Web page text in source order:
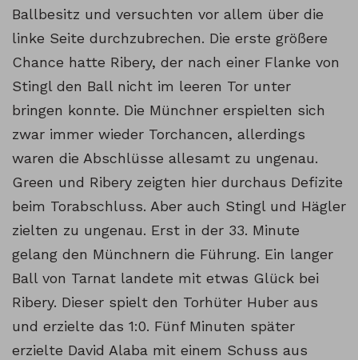
Ballbesitz und versuchten vor allem über die
linke Seite durchzubrechen. Die erste größere
Chance hatte Ribery, der nach einer Flanke von
Stingl den Ball nicht im leeren Tor unter
bringen konnte. Die Münchner erspielten sich
zwar immer wieder Torchancen, allerdings
waren die Abschlüsse allesamt zu ungenau.
Green und Ribery zeigten hier durchaus Defizite
beim Torabschluss. Aber auch Stingl und Hägler
zielten zu ungenau. Erst in der 33. Minute
gelang den Münchnern die Führung. Ein langer
Ball von Tarnat landete mit etwas Glück bei
Ribery. Dieser spielt den Torhüter Huber aus
und erzielte das 1:0. Fünf Minuten später
erzielte David Alaba mit einem Schuss aus